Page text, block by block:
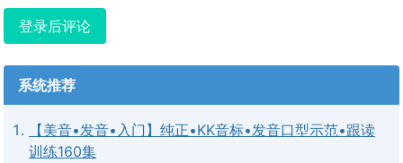
登录后评论
系统推荐
【美音•发音•入门】纯正•KK音标•发音口型示范•跟读
训练160集